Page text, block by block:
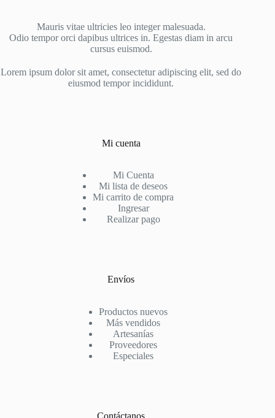
Mauris vitae ultricies leo integer malesuada.
Odio tempor orci dapibus ultrices in. Egestas diam in arcu
cursus euismod.
Lorem ipsum dolor sit amet, consectetur adipiscing elit, sed do
eiusmod tempor incididunt.
Mi cuenta
Mi Cuenta
Mi lista de deseos
Mi carrito de compra
Ingresar
Realizar pago
Envíos
Productos nuevos
Más vendidos
Artesanías
Proveedores
Especiales